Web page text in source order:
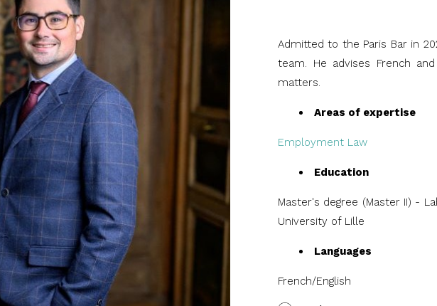
Admitted to the Paris Bar in
team. He advises French
matters.
Areas of expertise
Employment Law
Education
Master's degree (Master II) -
University of Lille
Languages
French/English